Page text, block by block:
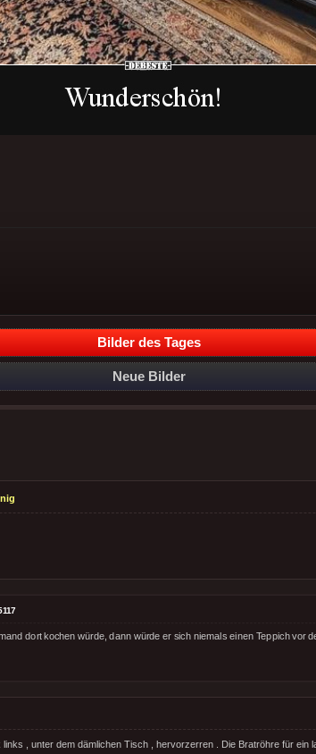
Bilder des Tages
Neue Bilder
dort kochen würde, dann würde er sich niemals einen Teppich vor
links , unter dem dämlichen Tisch , hervorzerren . Die Bratröhre für ein